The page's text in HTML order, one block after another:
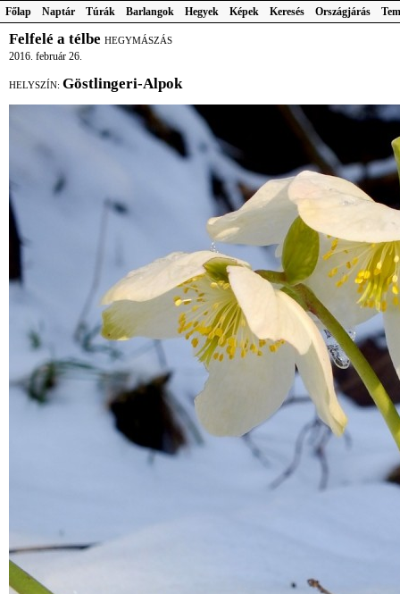
Főlap Naptár Túrák Barlangok Hegyek Képek Keresés Országjárás
Felfelé a télbe HEGYMÁSZÁS
2016. február 26.
HELYSZÍN: Göstlingeri-Alpok